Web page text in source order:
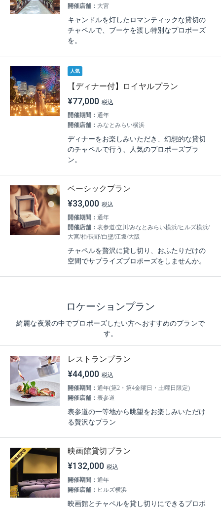
開催店舗： 大宮
キャンドルを灯したロマンティックな貸切の
チャペルで、ブーケを渡し特別なプロポーズ
を。
人気
【ディナー付】ロイヤルプラン
¥77,000
開催期間： 通年
開催店舗： みなとみらい横浜
ディナーをお楽しみいただき、幻想的な貸切
のチャペルで行う、人気のプロポーズプラ
ン。
ベーシックプラン
¥33,000
開催期間： 通年
開催店舗： 表参道/立川/みなとみらい横浜/ヒルズ横浜/
大宮/柏/長野/白壁/江坂/大阪
チャペルを贅沢に貸し切り、おふたりだけの
空間でサプライズプロポーズをしませんか。
ロケーションプラン
綺麗な夜景の中でプロポーズしたい方へおすすめのプランで
す。
レストランプラン
¥44,000
開催期間： 通年(第2・第4金曜日・土曜日限定)
開催店舗： 表参道
表参道の一等地から眺望をお楽しみいただけ
る贅沢なプラン
映画館貸切プラン
¥132,000
開催期間： 通年
開催店舗： ヒルズ横浜
映画館とチャペルを貸し切りにできるプロポ